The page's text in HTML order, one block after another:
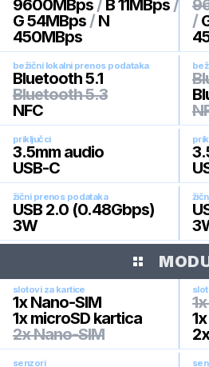
9600MBps / B 11MBps /
G 54MBps / N
450MBps
/
bežični lokalni prenos podataka
Bluetooth 5.1
Bluetooth 5.3
NFC
priključci
3.5mm audio
USB-C
žični prenos podataka
USB 2.0 (0.48Gbps)
3W
slotovi za kartice
1x Nano-SIM
1x microSD kartica
2x Nano-SIM
senzori